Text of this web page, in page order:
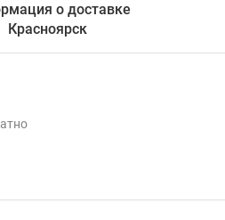
о доставке
Красноярск